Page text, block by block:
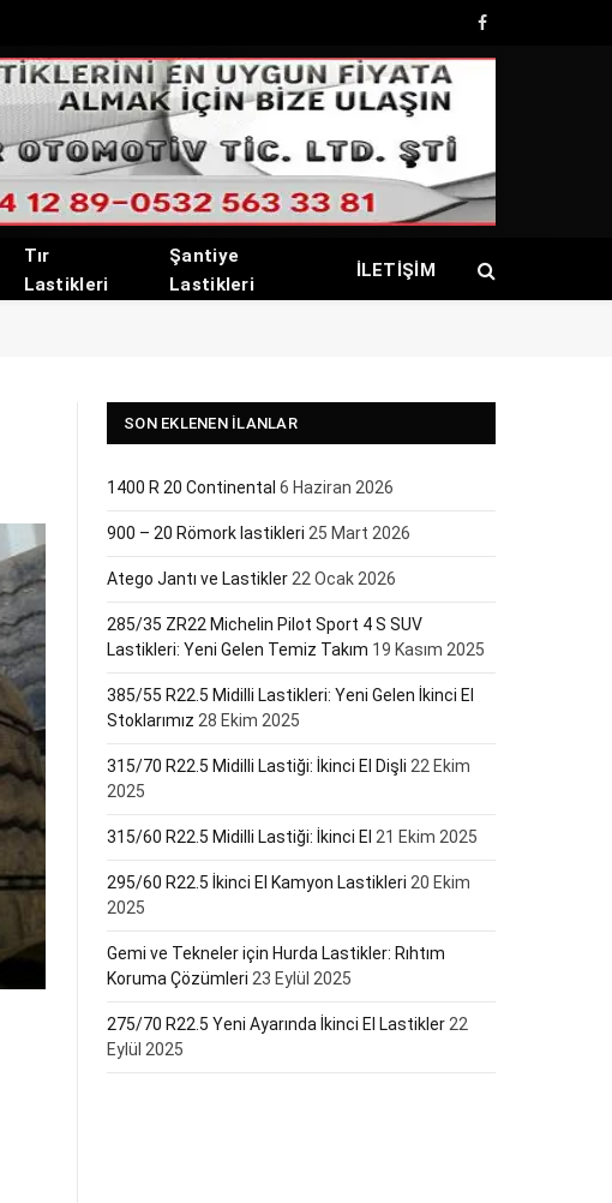
Facebook
Tır
Lastikleri
Şantiye
Lastikleri
İLETİŞİM
SON EKLENEN İLANLAR
1400 R 20 Continental 6 Haziran 2026
900 – 20 Römork lastikleri 25 Mart 2026
Atego Jantı ve Lastikler 22 Ocak 2026
285/35 ZR22 Michelin Pilot Sport 4 S SUV
Lastikleri: Yeni Gelen Temiz Takım 19 Kasım 2025
385/55 R22.5 Midilli Lastikleri: Yeni Gelen İkinci El
Stoklarımız 28 Ekim 2025
315/70 R22.5 Midilli Lastiği: İkinci El Dişli 22 Ekim
2025
315/60 R22.5 Midilli Lastiği: İkinci El 21 Ekim 2025
295/60 R22.5 İkinci El Kamyon Lastikleri 20 Ekim
2025
Gemi ve Tekneler için Hurda Lastikler: Rıhtım
Koruma Çözümleri 23 Eylül 2025
275/70 R22.5 Yeni Ayarında İkinci El Lastikler 22
Eylül 2025